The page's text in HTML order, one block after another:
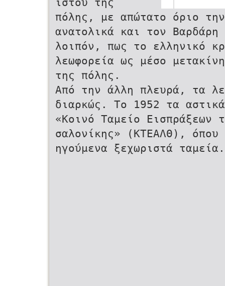
πόλης, με απώτατο όριο
ανατολικά και τον
λοιπόν, πως το ελληνικό
λεωφορεία ως μέσο
της πόλης.
Από την άλλη πλευρά, τα
διαρκώς. Το 1952 τα
«Κοινό Ταμείο Εισπράξεων
σαλονίκης» (ΚΤΕΑΛΘ), όπου
ηγούμενα ξεχωριστά